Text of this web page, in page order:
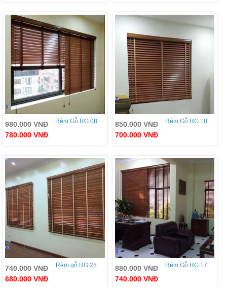
Rèm Gỗ RG 08
980.000VNĐ
780.000 VNĐ
Rèm Gỗ RG 18
850.000VNĐ
700.000 VNĐ
Rèm gỗ RG 28
740.000VNĐ
680.000 VNĐ
Rèm Gỗ RG 17
880.000VNĐ
740.000 VNĐ